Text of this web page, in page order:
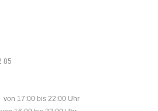
85
17:00 bis 22:00 Uhr